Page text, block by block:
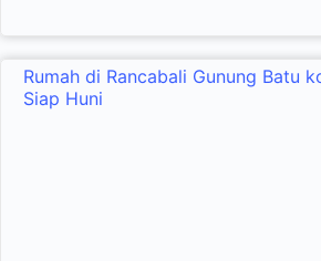
Rumah di Rancabali Gunung Batu
Siap Huni